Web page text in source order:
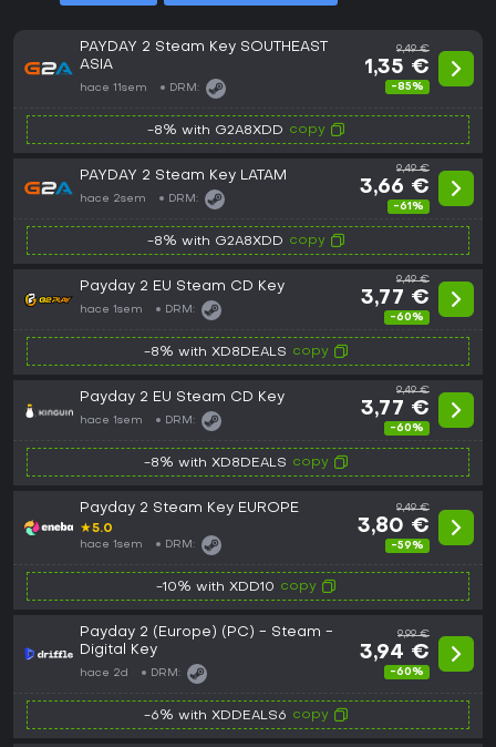
PAYDAY 2 Steam Key SOUTHEAST
ASIA
hace 11sem DRM:
9,49 €
1,35 €
-85%
-8% with G2A8XDD copy
PAYDAY 2 Steam Key LATAM
hace 2sem DRM:
9,49 €
3,66 €
-61%
-8% with G2A8XDD copy
Payday 2 EU Steam CD Key
hace 1sem DRM:
9,49 €
3,77 €
-60%
-8% with XD8DEALS copy
Payday 2 EU Steam CD Key
hace 1sem DRM:
9,49 €
3,77 €
-60%
-8% with XD8DEALS copy
Payday 2 Steam Key EUROPE
★5.0
hace 1sem DRM:
9,49 €
3,80 €
-59%
-10% with XDD10 copy
Payday 2 (Europe) (PC) - Steam -
Digital Key
hace 2d DRM:
9,99 €
3,94 €
-60%
-6% with XDDEALS6 copy